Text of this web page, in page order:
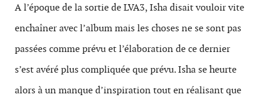
A l’époque de la sortie de LVA3, Isha disait vouloir vite
enchaîner avec l’album mais les choses ne se sont pas
passées comme prévu et l’élaboration de ce dernier
s’est avéré plus compliquée que prévu. Isha se heurte
alors à un manque d’inspiration tout en réalisant que